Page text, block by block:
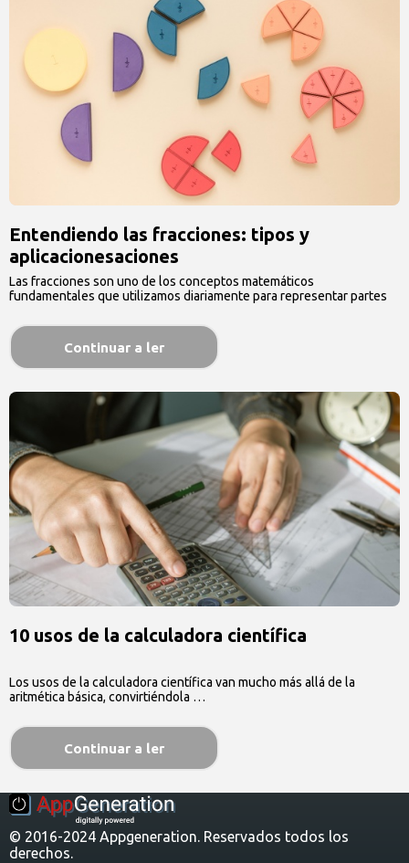
Entendiendo las fracciones: tipos y
aplicacionesaciones
Las fracciones son uno de los conceptos matemáticos
fundamentales que utilizamos diariamente para representar partes
Continuar a ler
10 usos de la calculadora científica
Los usos de la calculadora científica van mucho más allá de la
aritmética básica, convirtiéndola …
Continuar a ler
© 2016-2024 Appgeneration. Reservados todos los
derechos.